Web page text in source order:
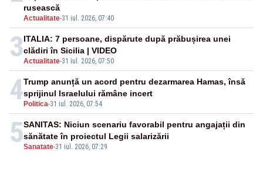
Actualitate-31 iul. 2026, 07:40
rusească
3Actualitate-31 iul. 2026, 07:50
ITALIA: 7 persoane, dispărute după prăbușirea unei
clădiri în Sicilia | VIDEO
4 Politica-31 iul. 2026, 07:54
Trump anunță un acord pentru dezarmarea Hamas, însă
sprijinul Israelului rămâne incert
5Sanatate-31 iul. 2026, 07:29
SANITAS: Niciun scenariu favorabil pentru angajații din
sănătate în proiectul Legii salarizării